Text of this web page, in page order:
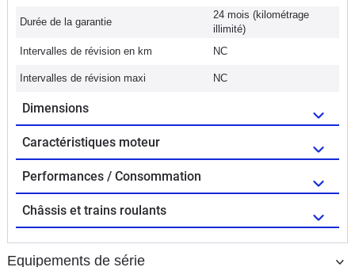
Durée de la garantie
24 mois (kilométrage
illimité)
Intervalles de révision en km
NC
Intervalles de révision maxi NC
Dimensions
Caractéristiques moteur
Performances / Consommation
Châssis et trains roulants
Equipements de série